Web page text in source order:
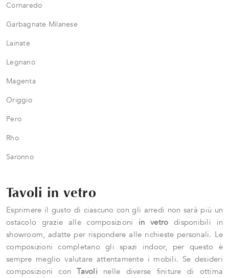
Cornaredo
Garbagnate Milanese
Lainate
Legnano
Magenta
Origgio
Pero
Rho
Saronno
Tavoli in vetro
Esprimere il gusto di ciascuno con gli arredi non sarà più un
ostacolo grazie alle composizioni in vetro disponibili in
showroom, adatte per rispondere alle richieste personali. Le
composizioni completano gli spazi indoor, per questo è
sempre meglio valutare attentamente i mobili. Se desideri
composizioni conTavoli nelle diverse finiture di ottima